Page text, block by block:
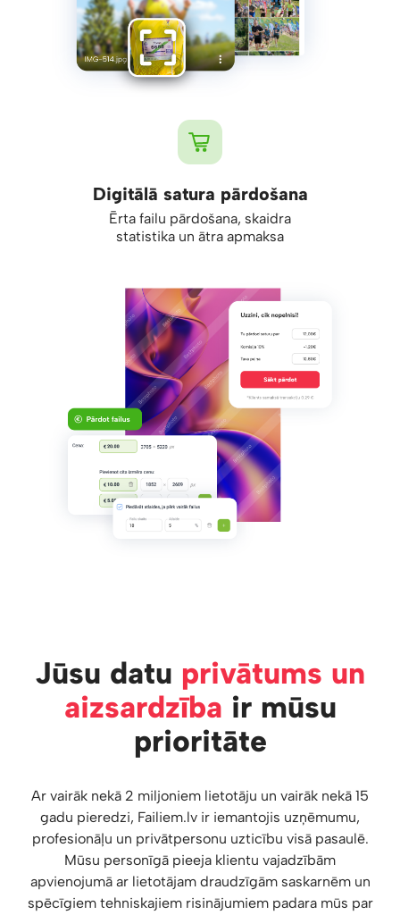
Digitālā satura pārdošana
Ērta failu pārdošana, skaidra
statistika un ātra apmaksa
Jūsu datu privātums un
aizsardzība ir mūsu
prioritāte
Ar vairāk nekā 2 miljoniem lietotāju un vairāk nekā 15
gadu pieredzi, Failiem.lv ir iemantojis uzņēmumu,
profesionāļu un privātpersonu uzticību visā pasaulē.
Mūsu personīgā pieeja klientu vajadzībām
apvienojumā ar lietotājam draudzīgām saskarnēm un
spēcīgiem tehniskajiem risinājumiem padara mūs par